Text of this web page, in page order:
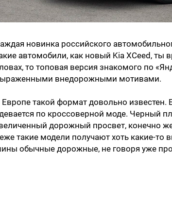
новинка российского
автомобили, как новый Kia XCeed, ты
то топовая версия знакомого по
внедорожными мотивами.
Европе такой формат довольно известен.
по кроссоверной моде. Черный
дорожный просвет, конечно
такие модели получают хоть какие-
обычные дорожные, не говоря уже про